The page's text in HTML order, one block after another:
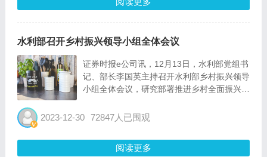
水利部召开乡村振兴领导小组全体会议
证券时报e公司讯，12月13日，水利部党组书
记、部长李国英主持召开水利部乡村振兴领导
小组全体会议，研究部署推进乡村全面振兴水
为单元科学布局水库、河道、堤防、蓄滞洪区
重建，实施病险水...
2023-12-30 72847人已围观
阅读更多